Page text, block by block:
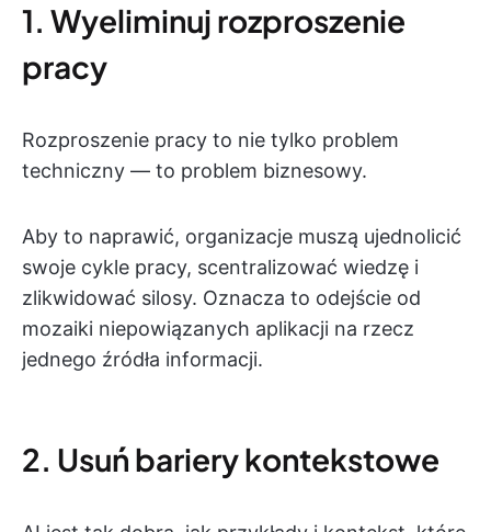
1. Wyeliminuj rozproszenie
pracy
Rozproszenie pracy to nie tylko problem
techniczny — to problem biznesowy.
Aby to naprawić, organizacje muszą ujednolicić
swoje cykle pracy, scentralizować wiedzę i
zlikwidować silosy. Oznacza to odejście od
mozaiki niepowiązanych aplikacji na rzecz
jednego źródła informacji.
2. Usuń bariery kontekstowe